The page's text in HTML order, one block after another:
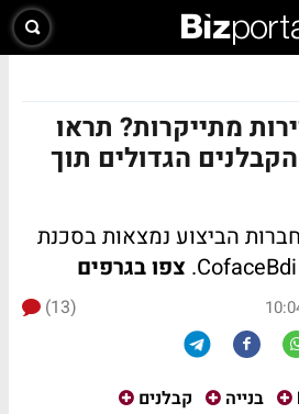
מתייקרות? תראו
הקבלנים הגדולים תוך
זאת, 11% מחברות הביצוע נמצאות בסכנת
צפו בגרפים
(13)
בנייה קבלנים